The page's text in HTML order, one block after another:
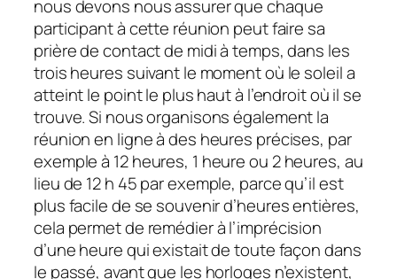
nous devons nous assurer que chaque
participant à cette réunion peut faire sa
prière de contact de midi à temps, dans les
trois heures suivant le moment où le soleil a
atteint le point le plus haut à l’endroit où il se
trouve. Si nous organisons également la
réunion en ligne à des heures précises, par
exemple à 12 heures, 1 heure ou 2 heures, au
lieu de 12 h 45 par exemple, parce qu’il est
plus facile de se souvenir d’heures entières,
cela permet de remédier à l’imprécision
d’une heure qui existait de toute façon dans
le passé, avant que les horloges n’existent,